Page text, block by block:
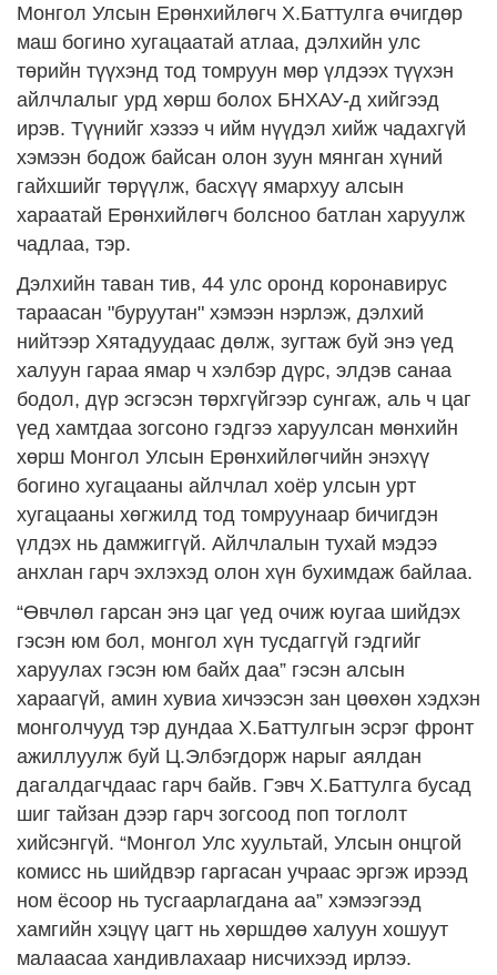
Монгол Улсын Ерөнхийлөгч Х.Баттулга өчигдөр
маш богино хугацаатай атлаа, дэлхийн улс
төрийн түүхэнд тод томруун мөр үлдээх түүхэн
айлчлалыг урд хөрш болох БНХАУ-д хийгээд
ирэв. Түүнийг хэзээ ч ийм нүүдэл хийж чадахгүй
хэмээн бодож байсан олон зуун мянган хүний
гайхшийг төрүүлж, басхүү ямархуу алсын
хараатай Ерөнхийлөгч болсноо батлан харуулж
чадлаа, тэр.
Дэлхийн таван тив, 44 улс оронд коронавирус
тараасан "буруутан" хэмээн нэрлэж, дэлхий
нийтээр Хятадуудаас дөлж, зугтаж буй энэ үед
халуун гараа ямар ч хэлбэр дүрс, элдэв санаа
бодол, дүр эсгэсэн төрхгүйгээр сунгаж, аль ч цаг
үед хамтдаа зогсоно гэдгээ харуулсан мөнхийн
хөрш Монгол Улсын Ерөнхийлөгчийн энэхүү
богино хугацааны айлчлал хоёр улсын урт
хугацааны хөгжилд тод томруунаар бичигдэн
үлдэх нь дамжиггүй. Айлчлалын тухай мэдээ
анхлан гарч эхлэхэд олон хүн бухимдаж байлаа.
“Өвчлөл гарсан энэ цаг үед очиж юугаа шийдэх
гэсэн юм бол, монгол хүн тусдаггүй гэдгийг
харуулах гэсэн юм байх даа” гэсэн алсын
хараагүй, амин хувиа хичээсэн зан цөөхөн хэдхэн
монголчууд тэр дундаа Х.Баттулгын эсрэг фронт
ажиллуулж буй Ц.Элбэгдорж нарыг аялдан
дагалдагчдаас гарч байв. Гэвч Х.Баттулга бусад
шиг тайзан дээр гарч зогсоод поп тоглолт
хийсэнгүй. “Монгол Улс хуультай, Улсын онцгой
комисс нь шийдвэр гаргасан учраас эргэж ирээд
ном ёсоор нь тусгаарлагдана аа” хэмээгээд
хамгийн хэцүү цагт нь хөршдөө халуун хошуут
малаасаа хандивлахаар нисчихээд ирлээ.